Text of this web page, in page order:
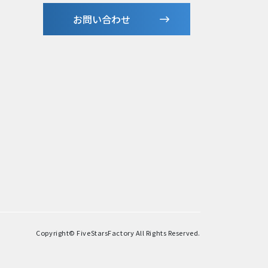
お問い合わせ
Copyright© FiveStarsFactory All Rights Reserved.